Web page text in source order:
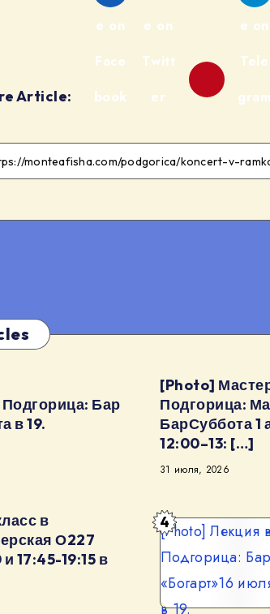
Article:
e on
Face
book
e on
Twitt
er
e on
Tele
gram
Бар
в 19.
[Photo]
Подгорица:
БарСуббота 1
12:00–13: […]
31 июля, 2026
в
О227
17:45-19:15 в
[Photo] Лекция в
Подгорица: Бар
«Богарт»16
в 19.
4